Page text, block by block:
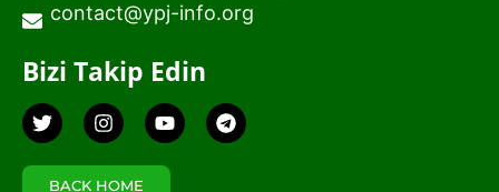
contact@ypj-info.org
Bizi Takip Edin
TwitterInstagramYoutubeTelegram
BACK HOME